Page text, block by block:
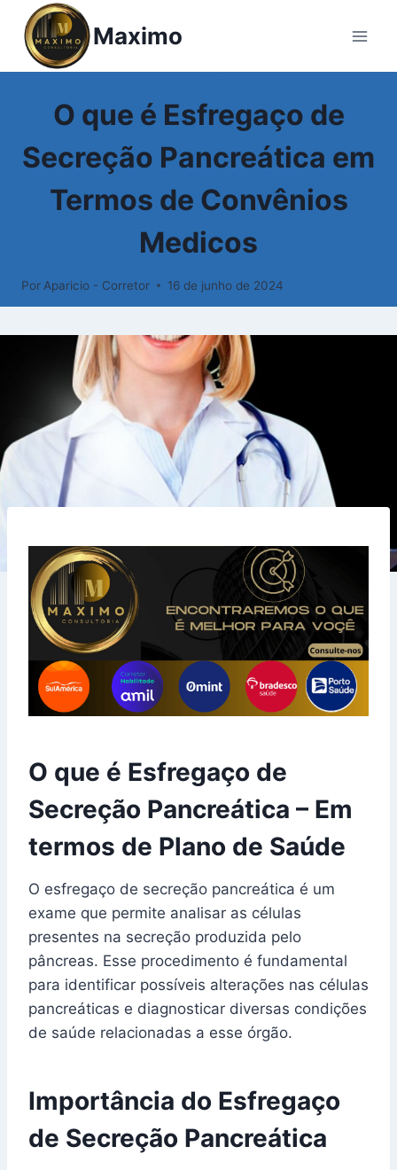
Pular
para
Maximo
O que é Esfregaço de
Secreção Pancreática em
Termos de Convênios
Medicos
Por Aparicio - Corretor 16 de junho de 2024
O que é Esfregaço de
Secreção Pancreática – Em
termos de Plano de Saúde
O esfregaço de secreção pancreática é um
exame que permite analisar as células
presentes na secreção produzida pelo
pâncreas. Esse procedimento é fundamental
para identificar possíveis alterações nas células
pancreáticas e diagnosticar diversas condições
de saúde relacionadas a esse órgão.
Importância do Esfregaço
de Secreção Pancreática